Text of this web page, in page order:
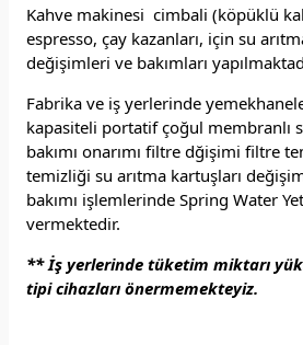
Kahve makinesi cimbali (köpüklü
espresso, çay kazanları, için su
değişimleri ve bakımları
Fabrika ve iş yerlerinde
kapasiteli portatif çoğul membranlı
bakımı onarımı filtre dğişimi filtre
temizliği su arıtma kartuşları
bakımı işlemlerinde Spring Water
vermektedir.
** İş yerlerinde tüketim miktarı
tipi cihazları önermemekteyiz.